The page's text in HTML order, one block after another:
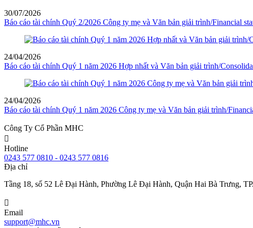
30/07/2026
Báo cáo tài chính Quý 2/2026 Công ty mẹ và Văn bản giải trình/Financial
24/04/2026
Báo cáo tài chính Quý 1 năm 2026 Hợp nhất và Văn bản giải trình/
24/04/2026
Báo cáo tài chính Quý 1 năm 2026 Công ty mẹ và Văn bản giải trình/
Công Ty Cổ Phần MHC
Hotline
0243 577 0810 - 0243 577 0816
Địa chỉ
Tầng 18, số 52 Lê Đại Hành, Phường Lê Đại Hành, Quận Hai Bà Trưng,
Email
support@mhc.vn